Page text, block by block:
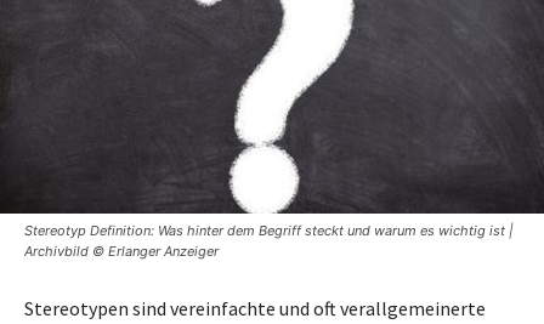
Stereotyp Definition: Was hinter dem Begriff steckt und warum es wichtig ist |
Archivbild © Erlanger Anzeiger
Stereotypen sind vereinfachte und oft verallgemeinerte